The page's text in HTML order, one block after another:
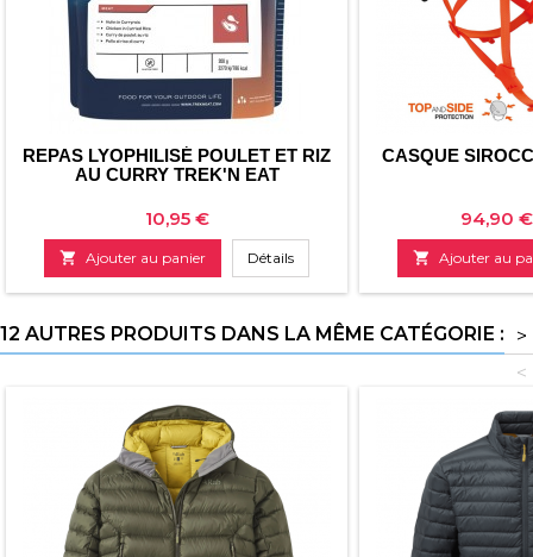
REPAS LYOPHILISÉ POULET ET RIZ
AU CURRY TREK'N EAT
Prix
10,95 €
 Ajouter au panier Détails
CASQUE
Prix
94,90 €
 Ajouter au
12 AUTRES PRODUITS DANS LA MÊME CATÉGORIE :
>
<